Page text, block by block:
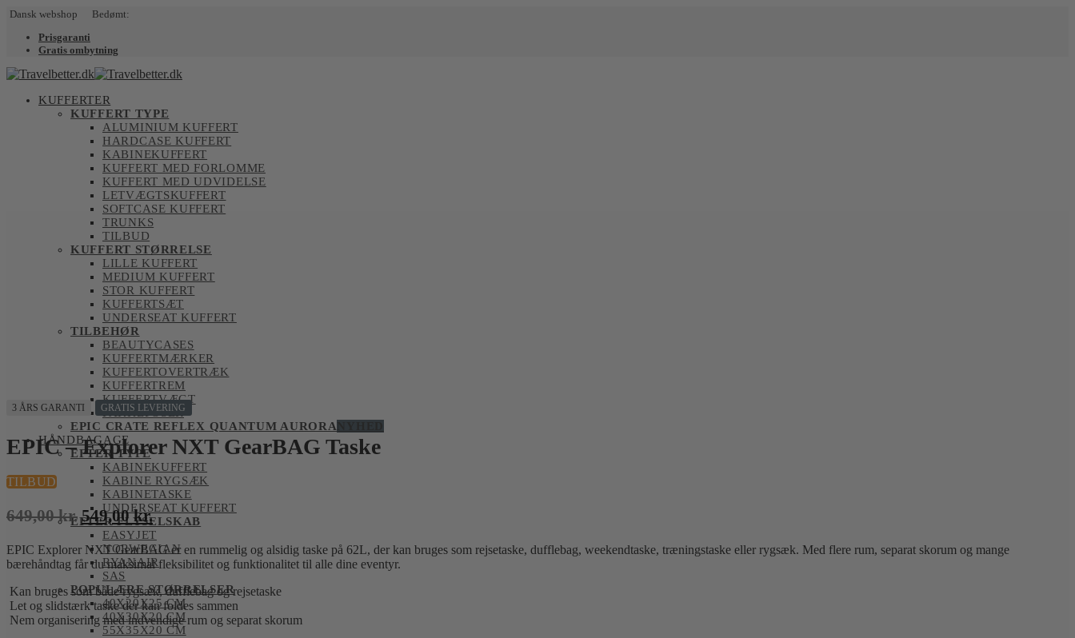
Dansk webshop Bedømt:
Prisgaranti
Gratis ombytning
KUFFERTER
KUFFERT TYPE
ALUMINIUM KUFFERT
HARDCASE KUFFERT
KABINEKUFFERT
KUFFERT MED FORLOMME
KUFFERT MED UDVIDELSE
LETVÆGTSKUFFERT
SOFTCASE KUFFERT
TRUNKS
TILBUD
KUFFERT STØRRELSE
LILLE KUFFERT
MEDIUM KUFFERT
STOR KUFFERT
KUFFERTSÆT
UNDERSEAT KUFFERT
TILBEHØR
BEAUTYCASES
KUFFERTMÆRKER
KUFFERTOVERTRÆK
KUFFERTREM
KUFFERTVÆGT
PAKKEPOSER
EPIC CRATE REFLEX QUANTUM AURORA
HÅNDBAGAGE
EFTER TYPE
KABINEKUFFERT
KABINE RYGSÆK
KABINETASKE
UNDERSEAT KUFFERT
EFTER FLYSELSKAB
EASYJET
NORWEGIAN
RYANAIR
SAS
POPULÆRE STØRRELSER
40X20X25 CM
40X30X20 CM
55X35X20 CM
3 ÅRS GARANTI GRATIS LEVERING
EPIC – Explorer NXT GearBAG Taske
TILBUD
649,00kr.Den
oprindelige
pris
var:
649,00 kr..
549,00kr.Den
aktuelle
pris
er:
549,00 kr..
EPIC Explorer NXT GearBAG er en rummelig og alsidig taske på 62L, der kan bruges som rejsetaske, dufflebag, weekendtaske, træningstaske eller rygsæk. Med flere rum, separat skorum og mange
bærehåndtag får du maksimal fleksibilitet og funktionalitet til alle dine eventyr.
Kan bruges som både rygsæk, dufflebag og rejsetaske
Let og slidstærk taske der kan foldes sammen
Nem organisering med indvendige rum og separat skorum